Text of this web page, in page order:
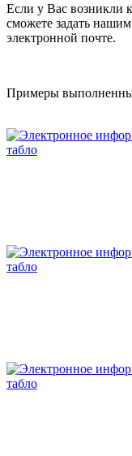
Если у Вас возникли
сможете задать
электронной почте.
Примеры